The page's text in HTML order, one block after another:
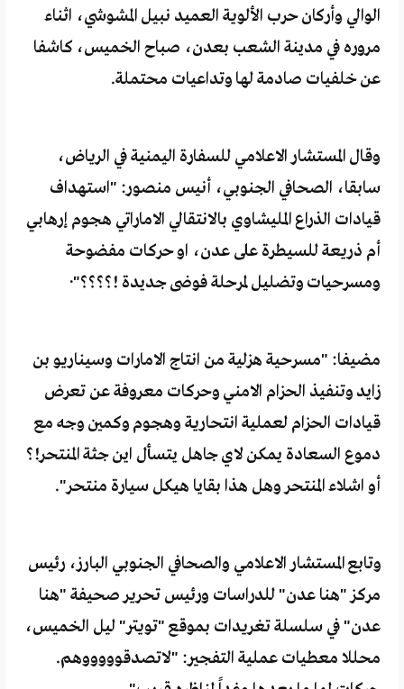
الوالي وأركان حرب الألوية العميد نبيل المشوشي، اثناء
مروره في مدينة الشعب بعدن، صباح الخميس، كاشفا
عن خلفيات صادمة لها وتداعيات محتملة.
وقال المستشار الاعلامي للسفارة اليمنية في الرياض،
سابقا، الصحافي الجنوبي، أنيس منصور: "استهداف
قيادات الذراع المليشاوي بالانتقالي الاماراتي هجوم إرهابي
أم ذريعة للسيطرة على عدن، او حركات مفضوحة
ومسرحيات وتضليل لمرحلة فوضى جديدة !؟؟؟؟"·
مضيفا: "مسرحية هزلية من انتاج الامارات وسيناريو بن
زايد وتنفيذ الحزام الامني وحركات معروفة عن تعرض
قيادات الحزام لعملية انتحارية وهجوم وكمين وجه مع
دموع السعادة يمكن لاي جاهل يتسأل اين جثة المنتحر!؟
أو اشلاء المنتحر وهل هذا بقايا هيكل سيارة منتحر".
وتابع المستشار الاعلامي والصحافي الجنوبي البارز، رئيس
مركز "هنا عدن" للدراسات ورئيس تحرير صحيفة "هنا
عدن" في سلسلة تغريدات بموقع "تويتر" ليل الخميس،
محللا معطيات عملية التفجير: "لاتصدقوووووهم.